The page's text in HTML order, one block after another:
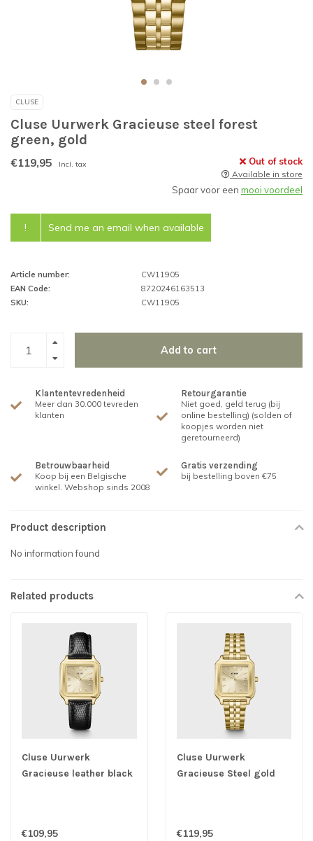
CLUSE
Cluse Uurwerk Gracieuse steel forest
green, gold
€119,95 Incl. tax Out of stock
Available in store
Spaar voor een mooi voordeel
! Send me an email when available
Article number:
CW11905
EAN Code:
8720246163513
SKU:
CW11905
Add to cart
Klantentevredenheid
Meer dan 30.000 tevreden
klanten
Retourgarantie
Niet goed, geld terug (bij
online bestelling) (solden of
koopjes worden niet
geretourneerd)
Betrouwbaarheid
Koop bij een Belgische
winkel. Webshop sinds 2008
Gratis verzending
bij bestelling boven €75
Product description
No information found
Related products
Cluse Uurwerk
Gracieuse leather black
€109,95
Cluse Uurwerk
Gracieuse Steel gold
€119,95